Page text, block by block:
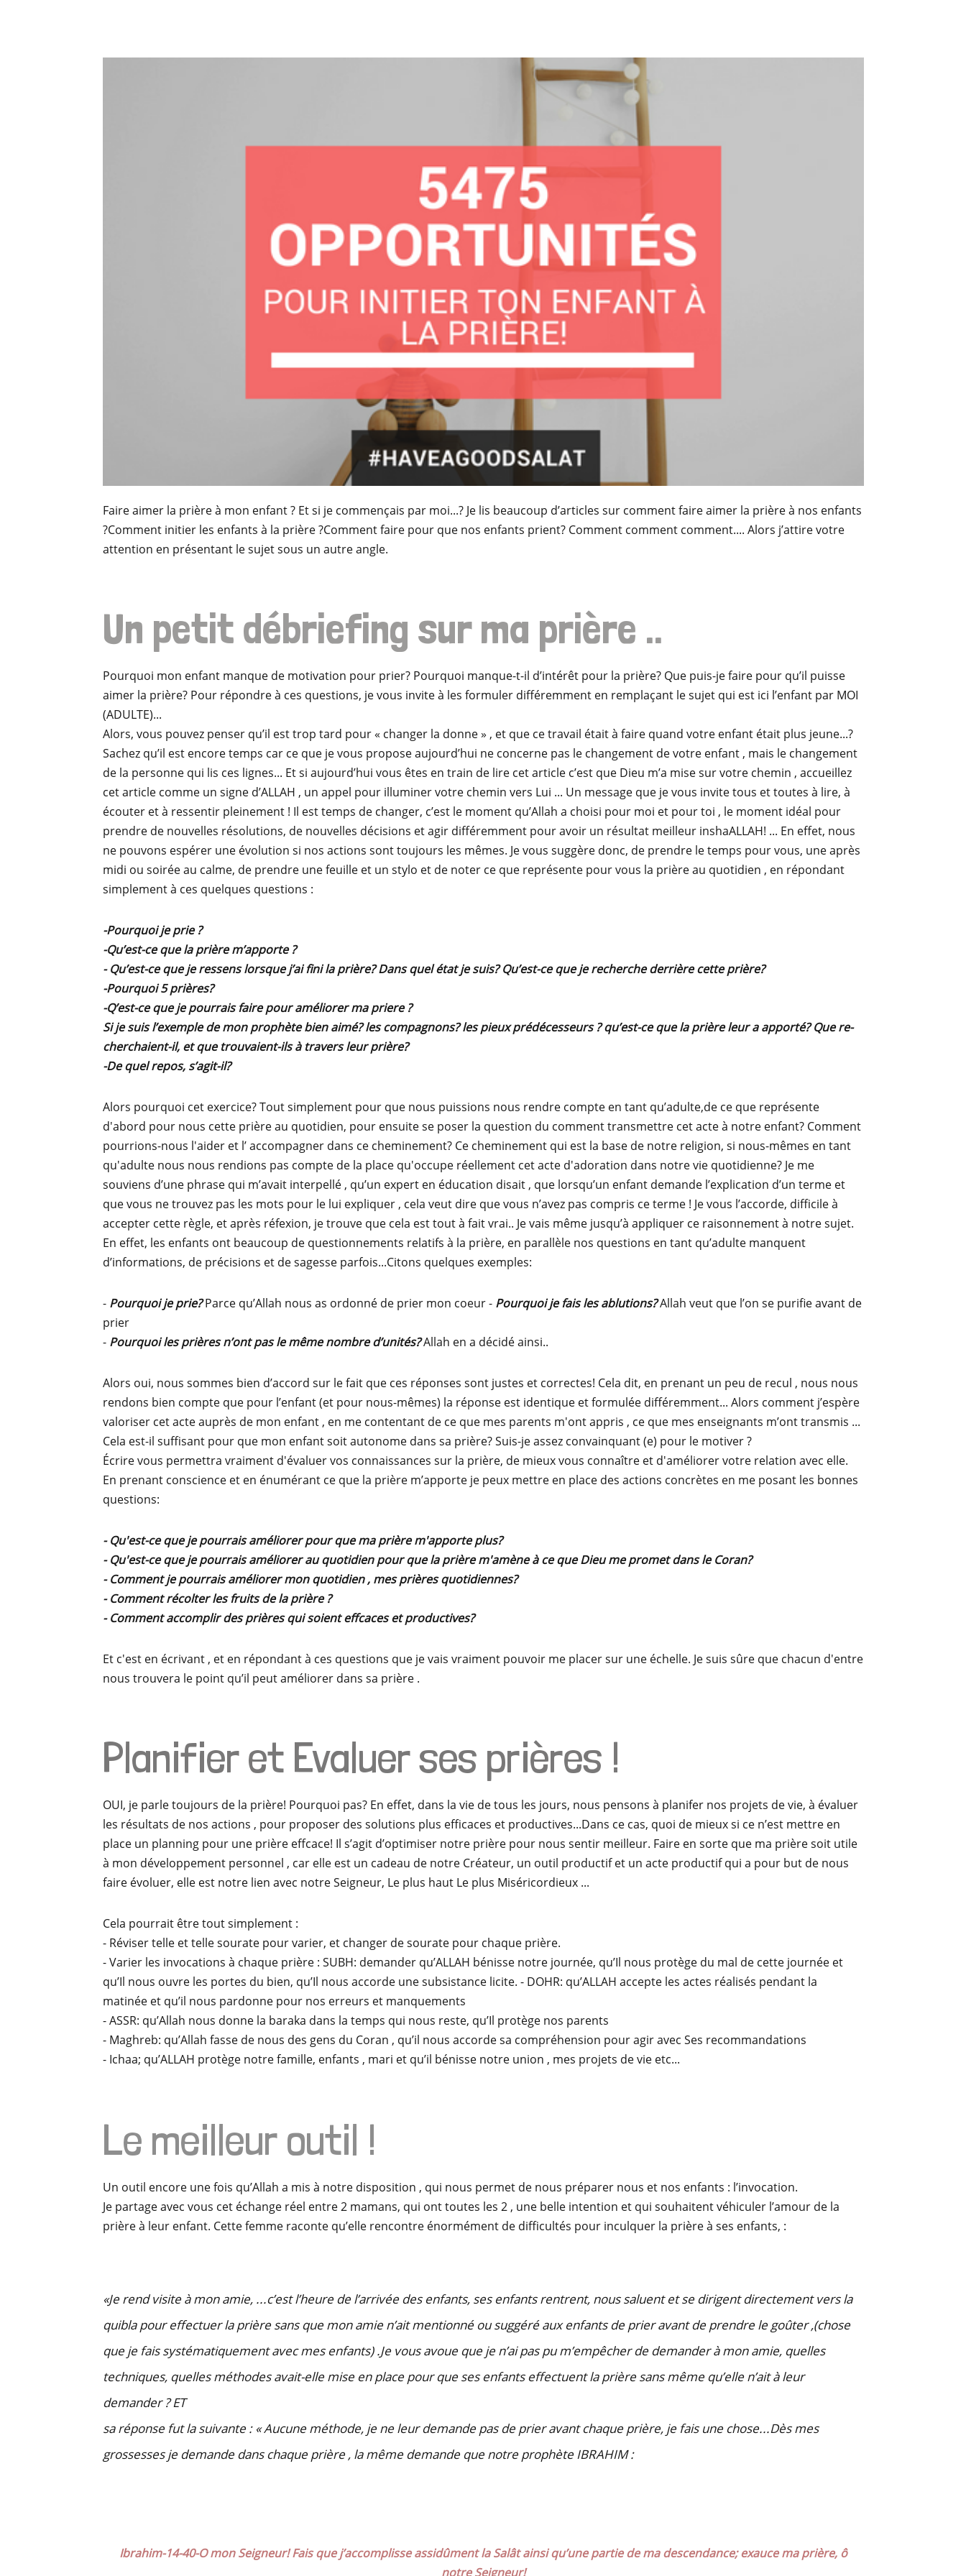
Faire aimer la prière à mon enfant ? Et si je commençais par moi...? Je lis beaucoup d’articles sur comment faire aimer la prière à nos enfants
?Comment initier les enfants à la prière ?Comment faire pour que nos enfants prient? Comment comment comment.... Alors j’attire votre
attention en présentant le sujet sous un autre angle.
Un petit débriefing sur ma prière ..
Pourquoi mon enfant manque de motivation pour prier? Pourquoi manque-t-il d’intérêt pour la prière? Que puis-je faire pour qu’il puisse
aimer la prière? Pour répondre à ces questions, je vous invite à les formuler différemment en remplaçant le sujet qui est ici l’enfant par MOI
(ADULTE)...
Alors, vous pouvez penser qu’il est trop tard pour « changer la donne » , et que ce travail était à faire quand votre enfant était plus jeune...?
Sachez qu’il est encore temps car ce que je vous propose aujourd’hui ne concerne pas le changement de votre enfant , mais le changement
de la personne qui lis ces lignes... Et si aujourd’hui vous êtes en train de lire cet article c’est que Dieu m’a mise sur votre chemin , accueillez
cet article comme un signe d’ALLAH , un appel pour illuminer votre chemin vers Lui ... Un message que je vous invite tous et toutes à lire, à
écouter et à ressentir pleinement ! Il est temps de changer, c’est le moment qu’Allah a choisi pour moi et pour toi , le moment idéal pour
prendre de nouvelles résolutions, de nouvelles décisions et agir différemment pour avoir un résultat meilleur inshaALLAH! ... En effet, nous
ne pouvons espérer une évolution si nos actions sont toujours les mêmes. Je vous suggère donc, de prendre le temps pour vous, une après
midi ou soirée au calme, de prendre une feuille et un stylo et de noter ce que représente pour vous la prière au quotidien , en répondant
simplement à ces quelques questions :
-Pourquoi je prie ?
-Qu’est-ce que la prière m’apporte ?
- Qu’est-ce que je ressens lorsque j’ai fini la prière? Dans quel état je suis? Qu’est-ce que je recherche derrière cette prière?
-Pourquoi 5 prières?
-Q’est-ce que je pourrais faire pour améliorer ma priere ?
Si je suis l’exemple de mon prophète bien aimé? les compagnons? les pieux prédécesseurs ? qu’est-ce que la prière leur a apporté? Que re-
cherchaient-il, et que trouvaient-ils à travers leur prière?
-De quel repos, s’agit-il?
Alors pourquoi cet exercice? Tout simplement pour que nous puissions nous rendre compte en tant qu’adulte,de ce que représente
d'abord pour nous cette prière au quotidien, pour ensuite se poser la question du comment transmettre cet acte à notre enfant? Comment
pourrions-nous l'aider et l’ accompagner dans ce cheminement? Ce cheminement qui est la base de notre religion, si nous-mêmes en tant
qu'adulte nous nous rendions pas compte de la place qu'occupe réellement cet acte d'adoration dans notre vie quotidienne? Je me
souviens d’une phrase qui m’avait interpellé , qu’un expert en éducation disait , que lorsqu’un enfant demande l’explication d’un terme et
que vous ne trouvez pas les mots pour le lui expliquer , cela veut dire que vous n’avez pas compris ce terme ! Je vous l’accorde, difficile à
accepter cette règle, et après réfexion, je trouve que cela est tout à fait vrai.. Je vais même jusqu’à appliquer ce raisonnement à notre sujet.
En effet, les enfants ont beaucoup de questionnements relatifs à la prière, en parallèle nos questions en tant qu’adulte manquent
d’informations, de précisions et de sagesse parfois...Citons quelques exemples:
- Pourquoi je prie?Parce qu’Allah nous as ordonné de prier mon coeur - Pourquoi je fais les ablutions?Allah veut que l’on se purifie avant de
prier
- Pourquoi les prières n’ont pas le même nombre d’unités?Allah en a décidé ainsi..
Alors oui, nous sommes bien d’accord sur le fait que ces réponses sont justes et correctes! Cela dit, en prenant un peu de recul , nous nous
rendons bien compte que pour l’enfant (et pour nous-mêmes) la réponse est identique et formulée différemment... Alors comment j’espère
valoriser cet acte auprès de mon enfant , en me contentant de ce que mes parents m'ont appris , ce que mes enseignants m’ont transmis ...
Cela est-il suffisant pour que mon enfant soit autonome dans sa prière? Suis-je assez convainquant (e) pour le motiver ?
Écrire vous permettra vraiment d'évaluer vos connaissances sur la prière, de mieux vous connaître et d'améliorer votre relation avec elle.
En prenant conscience et en énumérant ce que la prière m’apporte je peux mettre en place des actions concrètes en me posant les bonnes
questions:
- Qu'est-ce que je pourrais améliorer pour que ma prière m'apporte plus?
- Qu'est-ce que je pourrais améliorer au quotidien pour que la prière m'amène à ce que Dieu me promet dans le Coran?
- Comment je pourrais améliorer mon quotidien , mes prières quotidiennes?
- Comment récolter les fruits de la prière ?
- Comment accomplir des prières qui soient effcaces et productives?
Et c'est en écrivant , et en répondant à ces questions que je vais vraiment pouvoir me placer sur une échelle. Je suis sûre que chacun d'entre
nous trouvera le point qu’il peut améliorer dans sa prière .
Planifier et Evaluer ses prières !
OUI, je parle toujours de la prière! Pourquoi pas? En effet, dans la vie de tous les jours, nous pensons à planifer nos projets de vie, à évaluer
les résultats de nos actions , pour proposer des solutions plus efficaces et productives...Dans ce cas, quoi de mieux si ce n’est mettre en
place un planning pour une prière effcace! Il s’agit d’optimiser notre prière pour nous sentir meilleur. Faire en sorte que ma prière soit utile
à mon développement personnel , car elle est un cadeau de notre Créateur, un outil productif et un acte productif qui a pour but de nous
faire évoluer, elle est notre lien avec notre Seigneur, Le plus haut Le plus Miséricordieux ...
Cela pourrait être tout simplement :
- Réviser telle et telle sourate pour varier, et changer de sourate pour chaque prière.
- Varier les invocations à chaque prière : SUBH: demander qu’ALLAH bénisse notre journée, qu’Il nous protège du mal de cette journée et
qu’Il nous ouvre les portes du bien, qu’Il nous accorde une subsistance licite. - DOHR: qu’ALLAH accepte les actes réalisés pendant la
matinée et qu’il nous pardonne pour nos erreurs et manquements
- ASSR: qu’Allah nous donne la baraka dans la temps qui nous reste, qu’Il protège nos parents
- Maghreb: qu’Allah fasse de nous des gens du Coran , qu’il nous accorde sa compréhension pour agir avec Ses recommandations
- Ichaa; qu’ALLAH protège notre famille, enfants , mari et qu’il bénisse notre union , mes projets de vie etc...
Le meilleur outil !
Un outil encore une fois qu’Allah a mis à notre disposition , qui nous permet de nous préparer nous et nos enfants : l’invocation.
Je partage avec vous cet échange réel entre 2 mamans, qui ont toutes les 2 , une belle intention et qui souhaitent véhiculer l’amour de la
prière à leur enfant. Cette femme raconte qu’elle rencontre énormément de difficultés pour inculquer la prière à ses enfants, :
«Je rend visite à mon amie, ...c’est l’heure de l’arrivée des enfants, ses enfants rentrent, nous saluent et se dirigent directement vers la
quibla pour effectuer la prière sans que mon amie n’ait mentionné ou suggéré aux enfants de prier avant de prendre le goûter ,(chose
que je fais systématiquement avec mes enfants) .Je vous avoue que je n’ai pas pu m’empêcher de demander à mon amie, quelles
techniques, quelles méthodes avait-elle mise en place pour que ses enfants effectuent la prière sans même qu’elle n’ait à leur
demander ? ET
sa réponse fut la suivante : « Aucune méthode, je ne leur demande pas de prier avant chaque prière, je fais une chose...Dès mes
grossesses je demande dans chaque prière , la même demande que notre prophète IBRAHIM :
Ibrahim-14-40-O mon Seigneur! Fais que j’accomplisse assidûment la Salât ainsi qu’une partie de ma descendance; exauce ma prière, ô
notre Seigneur!